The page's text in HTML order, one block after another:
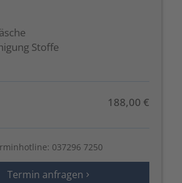
Stoffe
188,00 €
037296 7250
Termin anfragen